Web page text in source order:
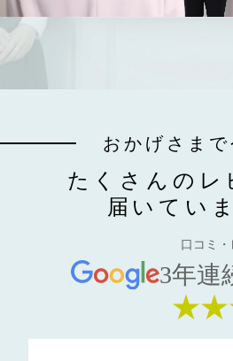
おかげさまで
たくさんのレ
届いてい
口コミ
3年連